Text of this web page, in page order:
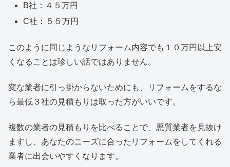
B社：４５万円
C社：５５万円
このように同じようなリフォーム内容でも１０万円以上安
くなることは珍しい話ではありません。
変な業者に引っ掛からないためにも、リフォームをするな
ら最低３社の見積もりは取った方がいいです。
複数の業者の見積もりを比べることで、悪質業者を見抜け
ますし、あなたのニーズに合ったリフォームをしてくれる
業者に出会いやすくなります。